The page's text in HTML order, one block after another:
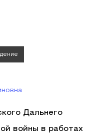
Дальнего
войны в работах